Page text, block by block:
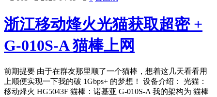
浙江移动烽火光猫获取超密 +
G-010S-A 猫棒上网
前期提要 由于在群友那里顺了一个猫棒，想着这几天看看用
上顺便实现一下我的破 1Gbps+ 的梦想！ 设备介绍： 光猫：
移动烽火 HG5043F 猫棒：诺基亚 G-010S-A 我的架构为 猫棒